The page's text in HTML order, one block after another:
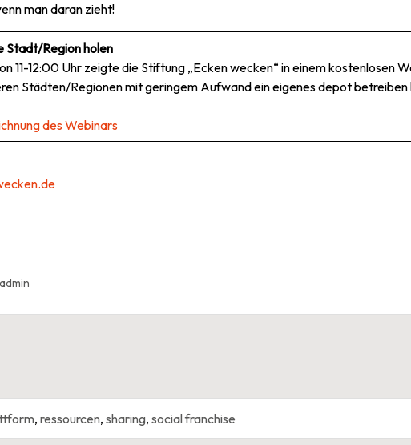
man daran zieht!
Stadt/Region holen
11-12:00 Uhr zeigte die Stiftung „Ecken wecken“ in einem kostenlosen
Städten/Regionen mit geringem Aufwand ein eigenes depot betreiben
des Webinars
admin
, ressourcen, sharing, social franchise